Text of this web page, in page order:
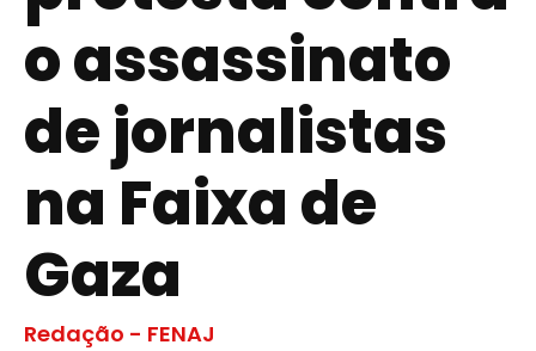
o assassinato
de jornalistas
na Faixa de
Gaza
Redação - FENAJ